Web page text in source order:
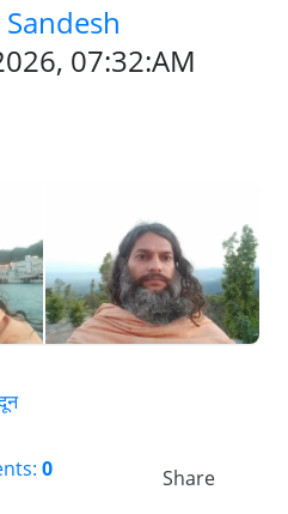
07:32:AM
0 Share